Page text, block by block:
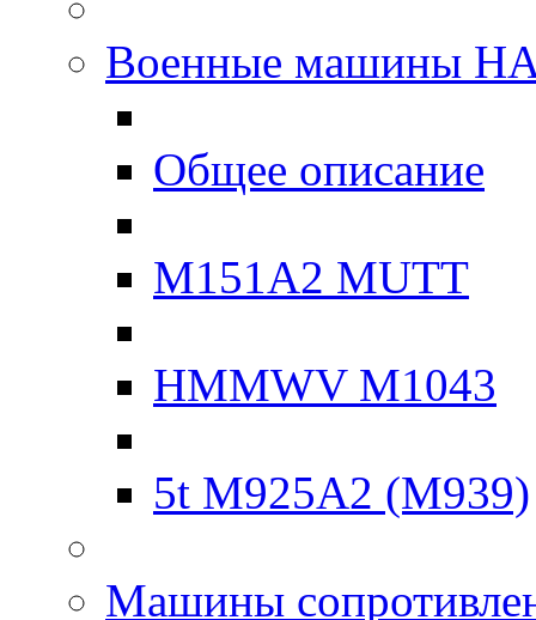
Военные машины
Общее описание
M151A2 MUTT
HMMWV M1043
5t M925A2 (M939)
Машины